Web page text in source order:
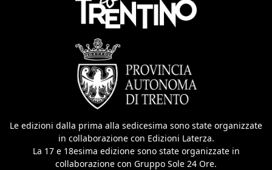
Le edizioni dalla prima alla sedicesima sono state organizzate
in collaborazione con Edizioni Laterza.
La 17 e 18esima edizione sono state organizzate in
collaborazione con Gruppo Sole 24 Ore.